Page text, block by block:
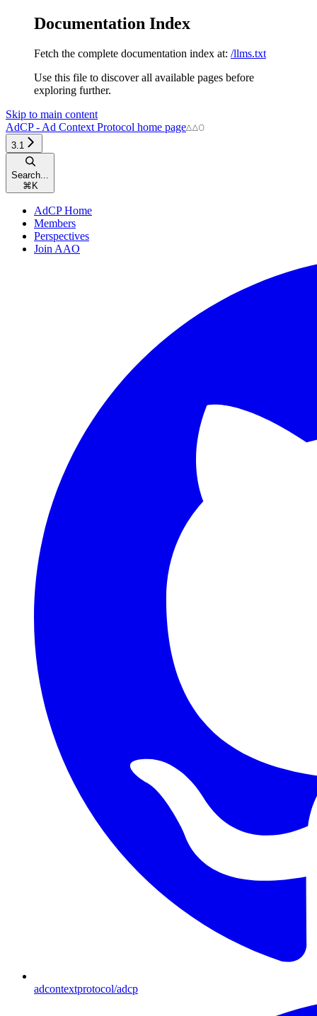
Documentation Index
Fetch the complete documentation index at: /llms.txt
Use this file to discover all available pages before
exploring further.
Skip to main content
AdCP - Ad Context Protocol home page
3.1
Search...
⌘ K
AdCP Home
Members
Perspectives
Join AAO
adcontextprotocol/adcp